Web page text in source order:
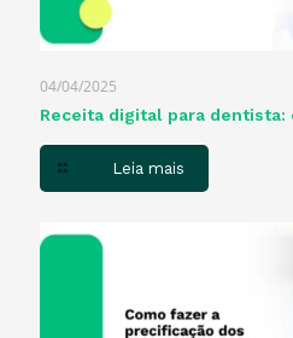
04/04/2025
Receita digital para dentista​:
Leia mais